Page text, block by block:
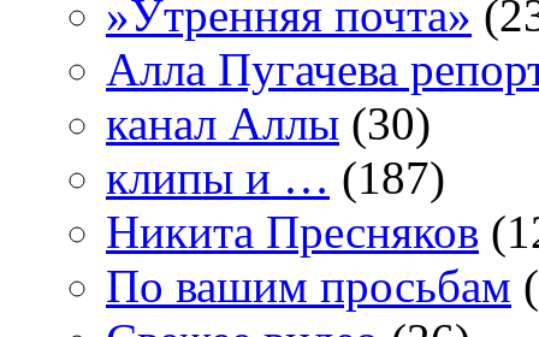
»Утренняя почта»
Алла Пугачева
канал Аллы (30)
клипы и … (187)
Никита Пресняков
По вашим просьбам